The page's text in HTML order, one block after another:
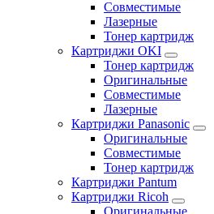
Совместимые
Лазерные
Тонер картридж
Картриджи OKI
Тонер картридж
Оригинальные
Совместимые
Лазерные
Картриджи Panasonic
Оригинальные
Совместимые
Тонер картридж
Картриджи Pantum
Картриджи Ricoh
Оригинальные